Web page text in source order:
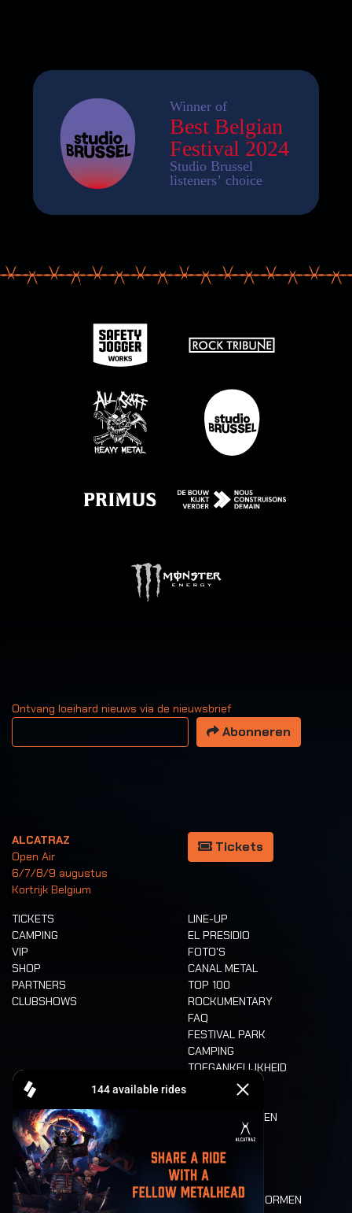
Ontvang loeihard nieuws via de nieuwsbrief
Uw email adres
Abonneren
ALCATRAZ
Open Air
6/7/8/9 augustus
Kortrijk Belgium
Tickets
TICKETS
CAMPING
VIP
SHOP
PARTNERS
CLUBSHOWS
LINE-UP
EL PRESIDIO
FOTO'S
CANAL METAL
TOP 100
ROCKUMENTARY
FAQ
FESTIVAL PARK
CAMPING
TOEGANKELIJKHEID
CASHLESS
ETEN EN DRINKEN
MOBILITEIT
LONE WOLVES
PLATTEGROND
DEATH RIDE
WAARDEN EN NORMEN